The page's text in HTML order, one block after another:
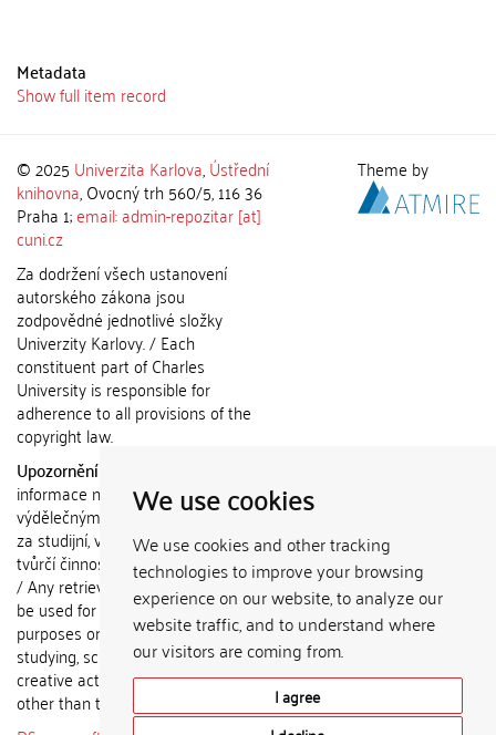
We use cookies
We use cookies and other tracking
technologies to improve your browsing
experience on our website, to analyze our
website traffic, and to understand where
our visitors are coming from.
I agree
Metadata
Show full item record
© 2025 Univerzita Karlova,Ústřední
knihovna, Ovocný trh 560/5, 116 36
Praha 1;email: admin-repozitar [at]
cuni.cz
Za dodržení všech ustanovení
autorského zákona jsou
zodpovědné jednotlivé složky
Univerzity Karlovy. / Each
constituent part of Charles
University is responsible for
adherence to all provisions of the
copyright law.
Upozornění / Notice:
informace nemohou být použity k
výdělečným účelům nebo vydávány
za studijní, vědeckou nebo jinou
tvůrčí činnost jiné osoby než autora.
/ Any retrieved information shall not
be used for any commercial
purposes or claimed as results of
studying, scientific or any other
creative activities of any person
other than the author.
Theme by